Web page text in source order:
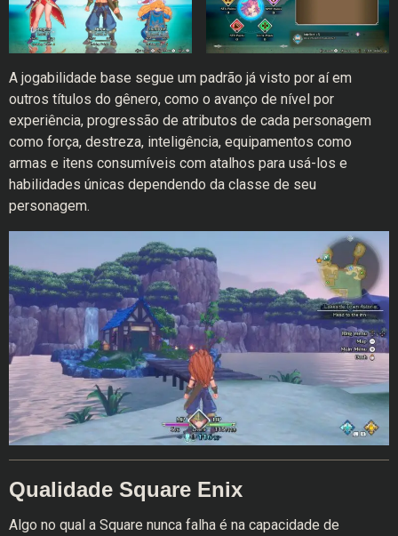
A jogabilidade base segue um padrão já visto por aí em
outros títulos do gênero, como o avanço de nível por
experiência, progressão de atributos de cada personagem
como força, destreza, inteligência, equipamentos como
armas e itens consumíveis com atalhos para usá-los e
habilidades únicas dependendo da classe de seu
personagem.
Qualidade Square Enix
Algo no qual a Square nunca falha é na capacidade de